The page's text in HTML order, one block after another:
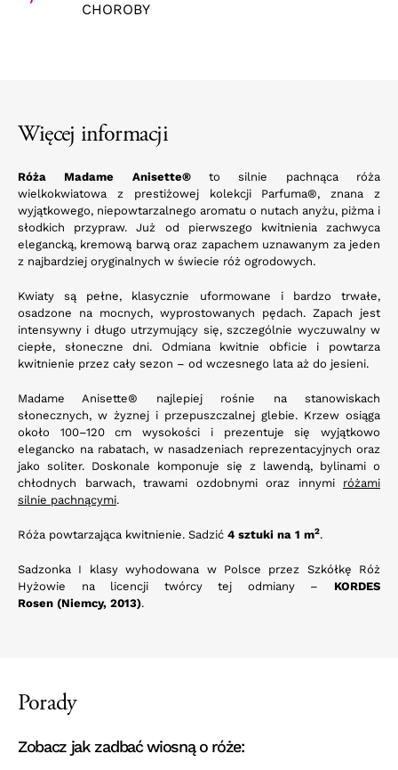
CHOROBY
Więcej informacji
Róża Madame Anisette®to silnie pachnąca róża
wielkokwiatowa z prestiżowej kolekcji Parfuma®, znana z
wyjątkowego, niepowtarzalnego aromatu o nutach anyżu, piżma i
słodkich przypraw. Już od pierwszego kwitnienia zachwyca
elegancką, kremową barwą oraz zapachem uznawanym za jeden
z najbardziej oryginalnych w świecie róż ogrodowych.
Kwiaty są pełne, klasycznie uformowane i bardzo trwałe,
osadzone na mocnych, wyprostowanych pędach. Zapach jest
intensywny i długo utrzymujący się, szczególnie wyczuwalny w
ciepłe, słoneczne dni. Odmiana kwitnie obficie i powtarza
kwitnienie przez cały sezon – od wczesnego lata aż do jesieni.
Madame Anisette® najlepiej rośnie na stanowiskach
słonecznych, w żyznej i przepuszczalnej glebie. Krzew osiąga
około 100–120 cm wysokości i prezentuje się wyjątkowo
elegancko na rabatach, w nasadzeniach reprezentacyjnych oraz
jako soliter. Doskonale komponuje się z lawendą, bylinami o
chłodnych barwach, trawami ozdobnymi oraz innymi różami
silnie pachnącymi.
Róża powtarzająca kwitnienie. Sadzić 4 sztuki na 1 m2.
Sadzonka I klasy wyhodowana w Polsce przez Szkółkę Róż
Hyżowie na licencji twórcy tej odmiany – KORDES
Rosen (Niemcy, 2013).
Porady
Zobacz jak zadbać wiosną o róże: